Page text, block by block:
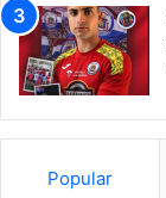
Popular